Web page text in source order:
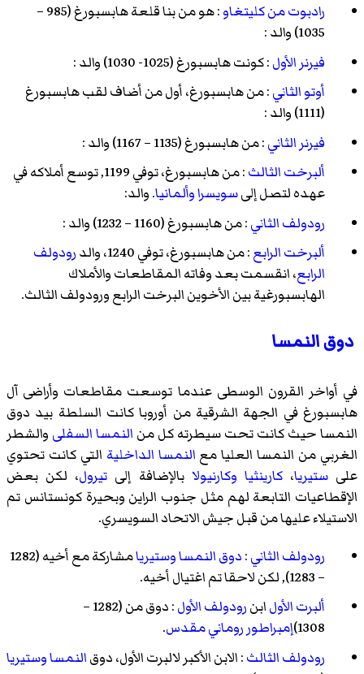
رادبوت من كليتغاو
: هو من بنا قلعة هابسبورغ (985 –
1035) والد :
فيرنر الأول: كونت هابسبورغ (1025- 1030) والد :
أوتو الثاني: من هابسبورغ، أول من أضاف لقب هابسبورغ
(1111) والد :
فيرنر الثاني: من هابسبورغ (1135 – 1167) والد :
ألبرخت الثالث
: من هابسبورغ، توفي 1199, توسع أملاكه في
عهده لتصل إلىسويسراوألمانيا. والد:
رودولف الثاني: من هابسبورغ (1160 – 1232) والد :
ألبرخت الرابع: من هابسبورغ، توفي 1240، والد
رودولف
الرابع، انقسمت بعد وفاته المقاطعات والأملاك
الهابسبورغية بين الأخوينالبرخت الرابعورودولف الثالث.
دوق النمسا
في أواخر القرون الوسطى عندما توسعت مقاطعات وأراضى آل
هابسبورغ في الجهة الشرقية من أوروبا كانت السلطة بيد دوق
النمسا حيث كانت تحت سيطرته كل من النمسا السفلى والشطر
الغربي من النمسا العليا مع النمسا الداخلية التي كانت تحتوي
علىستيريا،كارينثيا وكارنيولا بالإضافة إلى تيرول، لكن بعض
الإقطاعيات التابعة لهم مثل جنوب الراين وبحيرة كونستانس تم
الاستيلاء عليها من قبل جيش الاتحاد السويسري.
رودولف الثاني:دوق النمساوستيريا
مشاركة مع أخيه (1282
– 1283), لكن لاحقا تم اغتيال أخيه.
ألبرت الأولابنرودولف الأول
: دوق من (1282 –
1308) إمبراطور روماني مقدس.
رودولف الثالث: الابن الأكبر لالبرت الأول، دوقالنمساوستيريا